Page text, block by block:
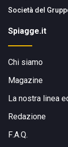
Società del
Spiagge.it
Chi siamo
Magazine
La nostra linea
Redazione
F.A.Q.